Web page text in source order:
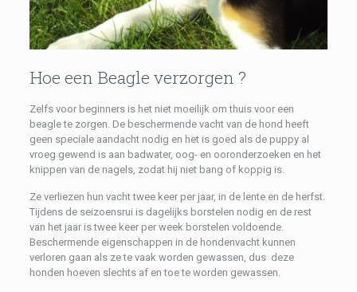
Hoe een Beagle verzorgen ?
Zelfs voor beginners is het niet moeilijk om thuis voor een
beagle te zorgen. De beschermende vacht van de hond heeft
geen speciale aandacht nodig en het is goed als de puppy al
vroeg gewend is aan badwater, oog- en ooronderzoeken en het
knippen van de nagels, zodat hij niet bang of koppig is.
Ze verliezen hun vacht twee keer per jaar, in de lente en de herfst.
Tijdens de seizoensrui is dagelijks borstelen nodig en de rest
van het jaar is twee keer per week borstelen voldoende.
Beschermende eigenschappen in de hondenvacht kunnen
verloren gaan als ze te vaak worden gewassen, dus deze
honden hoeven slechts af en toe te worden gewassen.